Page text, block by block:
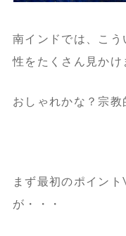
南インドでは、こ
性をたくさん見かけ
おしゃれかな？宗教
まず最初のポイン
が・・・